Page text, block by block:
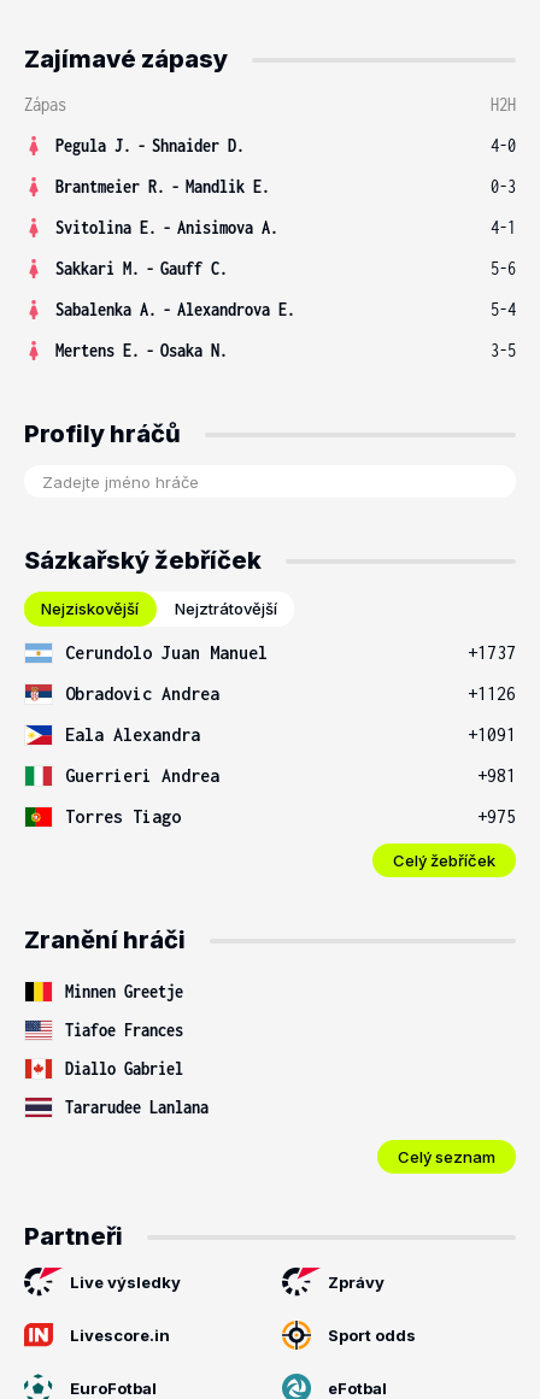
Zajímavé zápasy
Zápas
H2H
Pegula J. - Shnaider D.
4-0
Brantmeier R. - Mandlik E.
0-3
Svitolina E. - Anisimova A.
4-1
Sakkari M. - Gauff C.
5-6
Sabalenka A. - Alexandrova E.
5-4
Mertens E. - Osaka N. 3-5
Profily hráčů
Sázkařský žebříček
Nejziskovější Nejztrátovější
Cerundolo Juan Manuel
+1737
Obradovic Andrea
+1126
Eala Alexandra
+1091
Guerrieri Andrea
+981
Torres Tiago
+975
Celý žebříček
Zranění hráči
Minnen Greetje
Tiafoe Frances
Diallo Gabriel
Tararudee Lanlana
Celý seznam
Partneři
Live výsledky Zprávy
Livescore.in Sport odds
EuroFotbal eFotbal